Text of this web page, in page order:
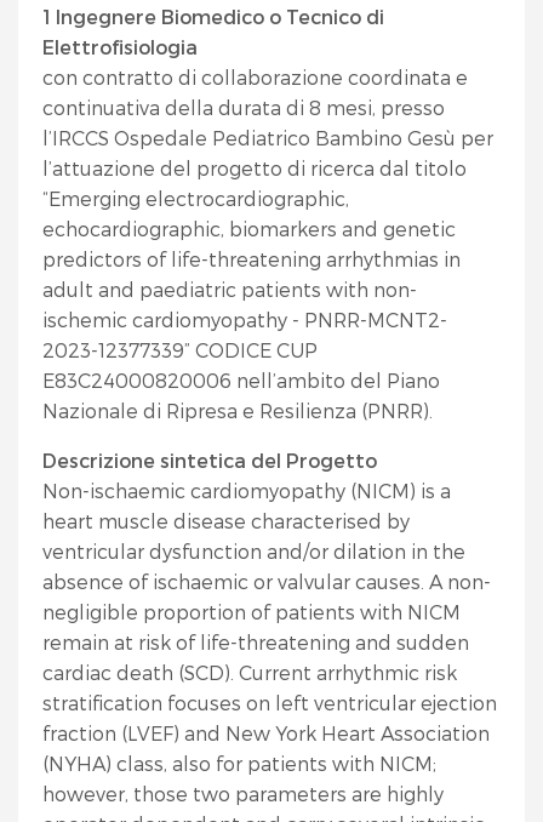
1 Ingegnere Biomedico o Tecnico di
Elettrofisiologia
con contratto di collaborazione coordinata e
continuativa della durata di 8 mesi, presso
l’IRCCS Ospedale Pediatrico Bambino Gesù per
l’attuazione del progetto di ricerca dal titolo
“Emerging electrocardiographic,
echocardiographic, biomarkers and genetic
predictors of life-threatening arrhythmias in
adult and paediatric patients with non-
ischemic cardiomyopathy - PNRR-MCNT2-
2023-12377339” CODICE CUP
E83C24000820006 nell’ambito del Piano
Nazionale di Ripresa e Resilienza (PNRR).
Descrizione sintetica del Progetto
Non-ischaemic cardiomyopathy (NICM) is a
heart muscle disease characterised by
ventricular dysfunction and/or dilation in the
absence of ischaemic or valvular causes. A non-
negligible proportion of patients with NICM
remain at risk of life-threatening and sudden
cardiac death (SCD). Current arrhythmic risk
stratification focuses on left ventricular ejection
fraction (LVEF) and New York Heart Association
(NYHA) class, also for patients with NICM;
however, those two parameters are highly